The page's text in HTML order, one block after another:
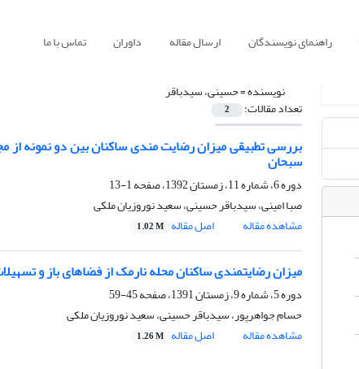
راهنمای نویسندگان ارسال مقاله داوران تماس با ما
نویسنده =حسینی، سیدباقر
تعداد مقالات: 2
بررسی تطبیقی میزان رضایت مندی ساکنان بین دو نمونه
سبحان
دوره 6، شماره 11، زمستان 1392، صفحه
1-13
صبا امینی، سیدباقر حسینی، سعید نوروزیان ملکی
مشاهده مقاله
اصل مقاله 1.02 M
میزان رضایتمندی ساکنان محله نارمک از فضاهای باز و
دوره 5، شماره 9، زمستان 1391، صفحه
45-59
حسام جواهرپور، سیدباقر حسینی، سعید نوروزیان ملکی
مشاهده مقاله
اصل مقاله 1.26 M